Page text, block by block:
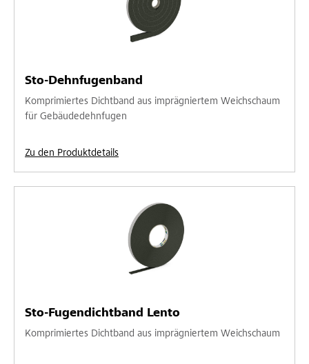
Sto-Dehnfugenband
Komprimiertes Dichtband aus imprägniertem Weichschaum
für Gebäudedehnfugen
Zu den Produktdetails
Sto-Fugendichtband Lento
Komprimiertes Dichtband aus imprägniertem Weichschaum